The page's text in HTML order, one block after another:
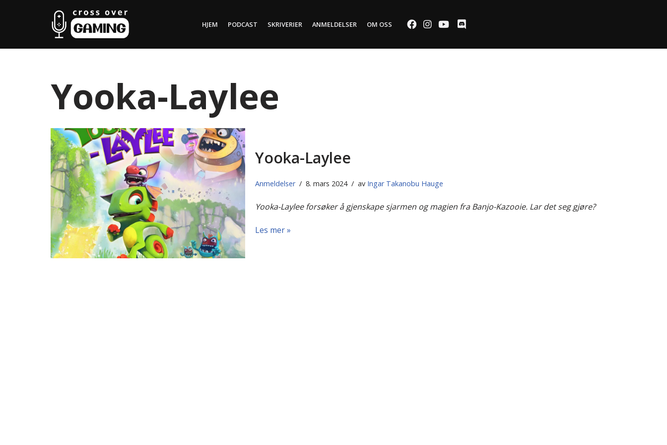
HJEM PODCAST SKRIVERIER ANMELDELSER OM OSS
Yooka-Laylee
Yooka-Laylee
Anmeldelser 8. mars 2024 av Ingar Takanobu Hauge
Yooka-Laylee forsøker å gjenskape sjarmen og magien fra Banjo-Kazooie. Lar det seg gjøre?
Les mer »